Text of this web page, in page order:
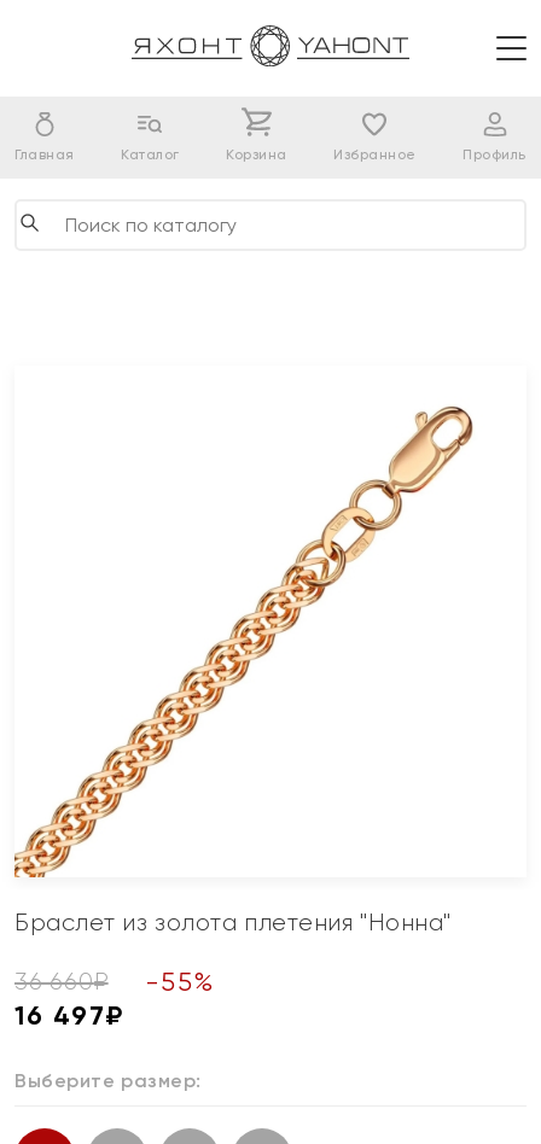
Главная Каталог Корзина Избранное Профиль
Браслет из золота плетения "Нонна"
36 660₽ -55%
16 497₽
Выберите размер: